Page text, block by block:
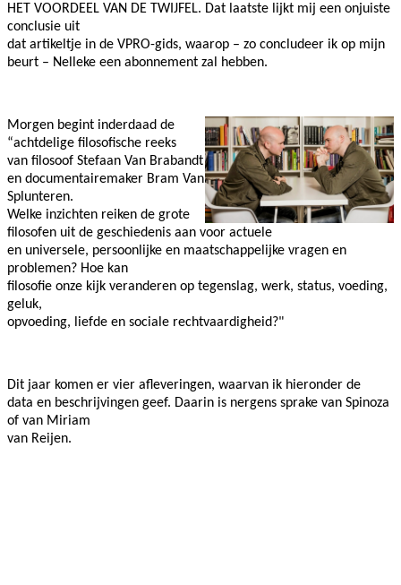
HET VOORDEEL VAN DE TWIJFEL. Dat laatste lijkt mij een onjuiste
conclusie uit
dat artikeltje in de VPRO-gids, waarop – zo concludeer ik op mijn
beurt – Nelleke een abonnement zal hebben.
Morgen begint inderdaad de
“achtdelige filosofische reeks
van filosoof Stefaan Van Brabandt
en documentairemaker Bram Van
Splunteren.
Welke inzichten reiken de grote
filosofen uit de geschiedenis aan voor actuele
en universele, persoonlijke en maatschappelijke vragen en
problemen? Hoe kan
filosofie onze kijk veranderen op tegenslag, werk, status, voeding,
geluk,
opvoeding, liefde en sociale rechtvaardigheid?"
Dit jaar komen er vier afleveringen, waarvan ik hieronder de
data en beschrijvingen geef. Daarin is nergens sprake van Spinoza
of van Miriam
van Reijen.